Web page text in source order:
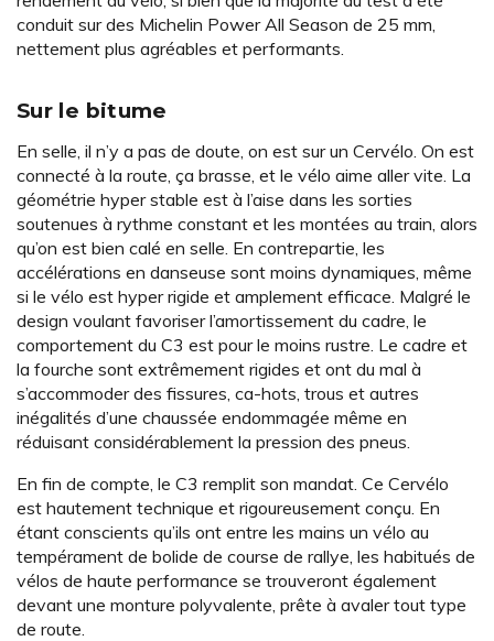
conduit sur des Michelin Power All Season de 25 mm,
nettement plus agréables et performants.
Sur le bitume
En selle, il n’y a pas de doute, on est sur un Cervélo. On est
connecté à la route, ça brasse, et le vélo aime aller vite. La
géométrie hyper stable est à l’aise dans les sorties
soutenues à rythme constant et les montées au train, alors
qu’on est bien calé en selle. En contrepartie, les
accélérations en danseuse sont moins dynamiques, même
si le vélo est hyper rigide et amplement efficace. Malgré le
design voulant favoriser l’amortissement du cadre, le
comportement du C3 est pour le moins rustre. Le cadre et
la fourche sont extrêmement rigides et ont du mal à
s’accommoder des fissures, ca-hots, trous et autres
inégalités d’une chaussée endommagée même en
réduisant considérablement la pression des pneus.
En fin de compte, le C3 remplit son mandat. Ce Cervélo
est hautement technique et rigoureusement conçu. En
étant conscients qu’ils ont entre les mains un vélo au
tempérament de bolide de course de rallye, les habitués de
vélos de haute performance se trouveront également
devant une monture polyvalente, prête à avaler tout type
de route.